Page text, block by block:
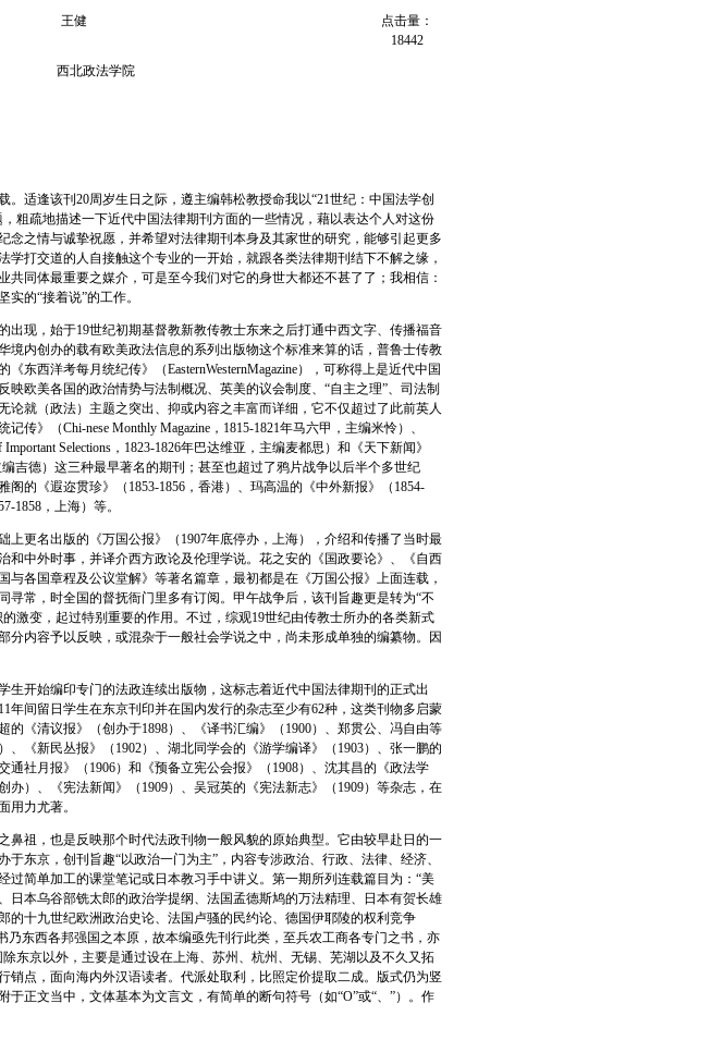
王健
点击量：
18442
西北政法学院
适逢该刊20周岁生日之际，遵主编韩松教授命我以“21世纪：中国法学创
粗疏地描述一下近代中国法律期刊方面的一些情况，藉以表达个人对这份
念之情与诚挚祝愿，并希望对法律期刊本身及其家世的研究，能够引起更多
学打交道的人自接触这个专业的一开始，就跟各类法律期刊结下不解之缘，
共同体最重要之媒介，可是至今我们对它的身世大都还不甚了了；我相信：
的“接着说”的工作。
现，始于19世纪初期基督教新教传教士东来之后打通中西文字、传播福音
境内创办的载有欧美政法信息的系列出版物这个标准来算的话，普鲁士传教
东西洋考每月统纪传》（EasternWesternMagazine），可称得上是近代中国
欧美各国的政治情势与法制概况、英美的议会制度、“自主之理”、司法制
论就（政法）主题之突出、抑或内容之丰富而详细，它不仅超过了此前英人
传》（Chi-nese Monthly Magazine，1815-1821年马六甲，主编米怜）、
Selections，1823-1826年巴达维亚，主编麦都思）和《天下新闻》
编吉德）这三种最早著名的期刊；甚至也超过了鸦片战争以后半个多世纪
的《遐迩贯珍》（1853-1856，香港）、玛高温的《中外新报》（1854-
1858，上海）等。
更名出版的《万国公报》（1907年底停办，上海），介绍和传播了当时最
和中外时事，并译介西方政论及伦理学说。花之安的《国政要论》、《自西
与各国章程及公议堂解》等著名篇章，最初都是在《万国公报》上面连载，
寻常，时全国的督抚衙门里多有订阅。甲午战争后，该刊旨趣更是转为“不
激变，起过特别重要的作用。不过，综观19世纪由传教士所办的各类新式
分内容予以反映，或混杂于一般社会学说之中，尚未形成单独的编纂物。因
开始编印专门的法政连续出版物，这标志着近代中国法律期刊的正式出
年间留日学生在东京刊印并在国内发行的杂志至少有62种，这类刊物多启蒙
的《清议报》（创办于1898）、《译书汇编》（1900）、郑贯公、冯自由等
、《新民丛报》（1902）、湖北同学会的《游学编译》（1903）、张一鹏的
通社月报》（1906）和《预备立宪公会报》（1908）、沈其昌的《政法学
办）、《宪法新闻》（1909）、吴冠英的《宪法新志》（1909）等杂志，在
用力尤著。
祖，也是反映那个时代法政刊物一般风貌的原始典型。它由较早赴日的一
东京，创刊旨趣“以政治一门为主”，内容专涉政治、行政、法律、经济、
过简单加工的课堂笔记或日本教习手中讲义。第一期所列连载篇目为：“美
日本乌谷部铣太郎的政治学提纲、法国孟德斯鸠的万法精理、日本有贺长雄
的十九世纪欧洲政治史论、法国卢骚的民约论、德国伊耶陵的权利竞争
乃东西各邦强国之本原，故本编亟先刊行此类，至兵农工商各专门之书，亦
东京以外，主要是通过设在上海、苏州、杭州、无锡、芜湖以及不久又拓
销点，面向海内外汉语读者。代派处取利，比照定价提取二成。版式仍为竖
正文当中，文体基本为文言文，有简单的断句符号（如“O”或“、”）。作